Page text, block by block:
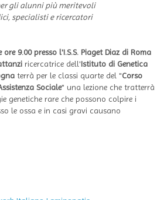
gli alunni più meritevoli
specialisti e ricercatori
9.00 presso l'I.S.S. Piaget Diaz di Roma
ricercatrice dell'Istituto di Genetica
terrà per le classi quarte del "Corso
Sociale" una lezione che tratterrà
genetiche rare che possono colpire i
le ossa e in casi gravi causano